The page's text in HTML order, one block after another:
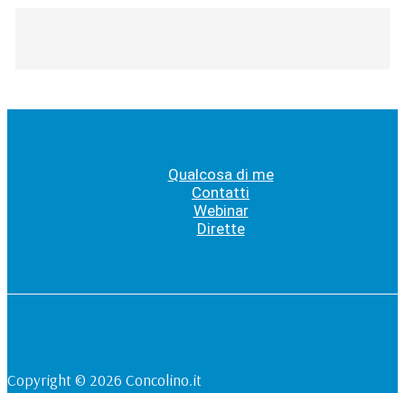
Qualcosa di me
Contatti
Webinar
Dirette
Copyright © 2026 Concolino.it